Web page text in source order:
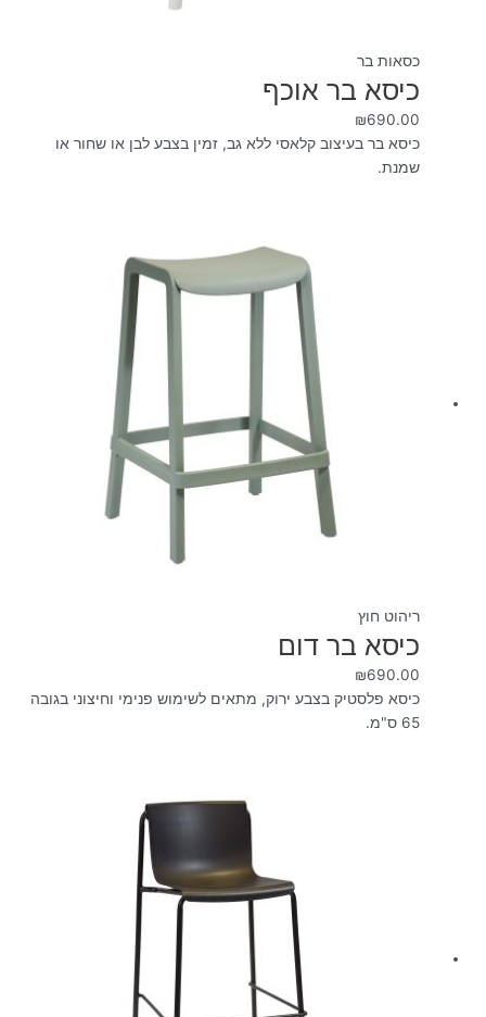
כסאות בר
כיסא בר אוכף
₪690.00
כיסא בר בעיצוב קלאסי ללא גב, זמין בצבע לבן או שחור או
שמנת.
ריהוט חוץ
כיסא בר דום
₪690.00
כיסא פלסטיק בצבע ירוק, מתאים לשימוש פנימי וחיצוני בגובה
65 ס"מ.